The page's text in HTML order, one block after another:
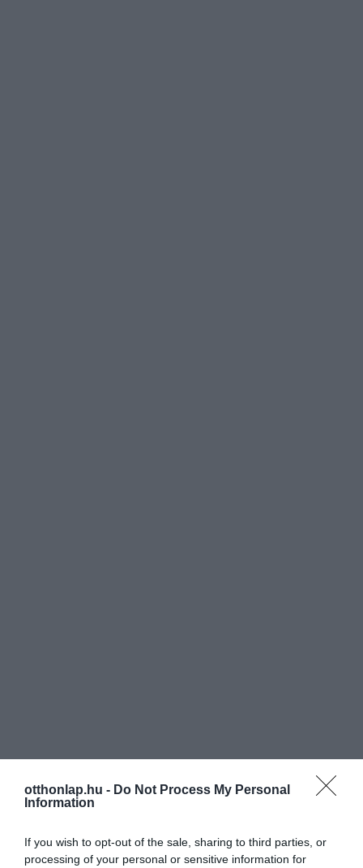
otthonlap.hu - Do Not Process My Personal
Information
If you wish to opt-out of the sale, sharing to third parties, or
processing of your personal or sensitive information for